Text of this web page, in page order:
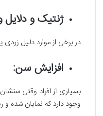
ژنتیک و دلایل
در برخی از موارد دلیل
افزایش سن:
بسیاری از افراد وقتی
وجود دارد که نمایان شده